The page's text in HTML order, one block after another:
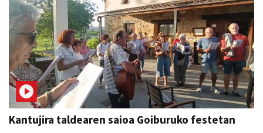
Kantujira taldearen saioa Goiburuko festetan